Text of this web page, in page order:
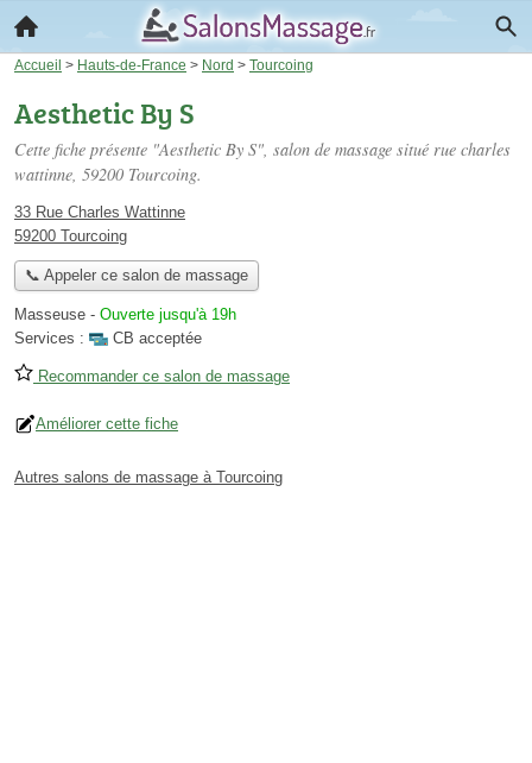
Accueil > Hauts-de-France > Nord > Tourcoing
Aesthetic By S
Cette fiche présente "Aesthetic By S", salon de massage situé rue charles
wattinne, 59200 Tourcoing.
33 Rue Charles Wattinne
59200 Tourcoing
📞 Appeler ce salon de massage
Masseuse - Ouverte jusqu'à 19h
Services :
CB acceptée
Recommander ce salon de massage
Améliorer cette fiche
Autres salons de massage à Tourcoing